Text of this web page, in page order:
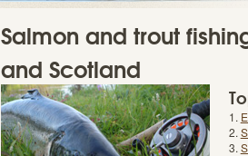
Salmon and trout
and Scotland
1.
2.
3.